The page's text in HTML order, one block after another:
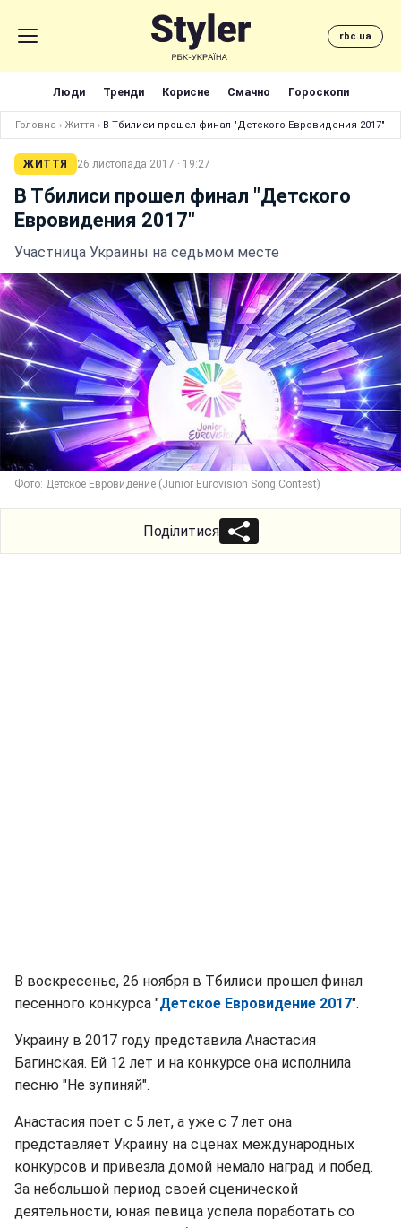
rbc.ua
Люди Тренди Корисне Смачно Гороскопи
Головна › Життя › В Тбилиси прошел финал "Детского Евровидения 2017"
ЖИТТЯ 26 листопада 2017 · 19:27
В Тбилиси прошел финал "Детского
Евровидения 2017"
Участница Украины на седьмом месте
Фото: Детское Евровидение (Junior Eurovision Song Contest)
Поділитися
В воскресенье, 26 ноября в Тбилиси прошел финал
песенного конкурса "Детское Евровидение 2017".
Украину в 2017 году представила Анастасия
Багинская. Ей 12 лет и на конкурсе она исполнила
песню "Не зупиняй".
Анастасия поет с 5 лет, а уже с 7 лет она
представляет Украину на сценах международных
конкурсов и привезла домой немало наград и побед.
За небольшой период своей сценической
деятельности, юная певица успела поработать со